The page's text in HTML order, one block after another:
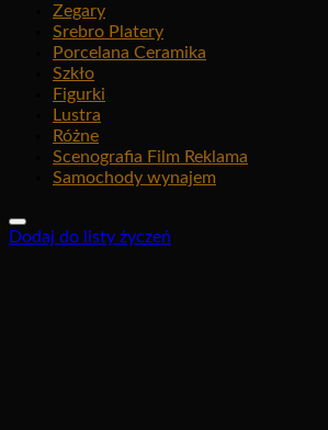
Zegary
Srebro Platery
Porcelana Ceramika
Szkło
Figurki
Lustra
Różne
Scenografia Film Reklama
Samochody wynajem
Dodaj do listy życzeń